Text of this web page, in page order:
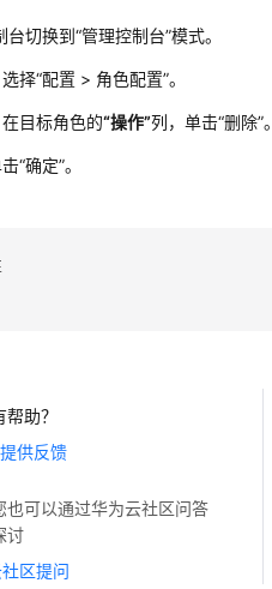
台切换到“管理控制台”模式。
择“配置 > 角色配置”。
目标角色的“操作”列，单击“删除”。
“确定”。
助？
提供反馈
也可以通过华为云社区问答
讨
区提问